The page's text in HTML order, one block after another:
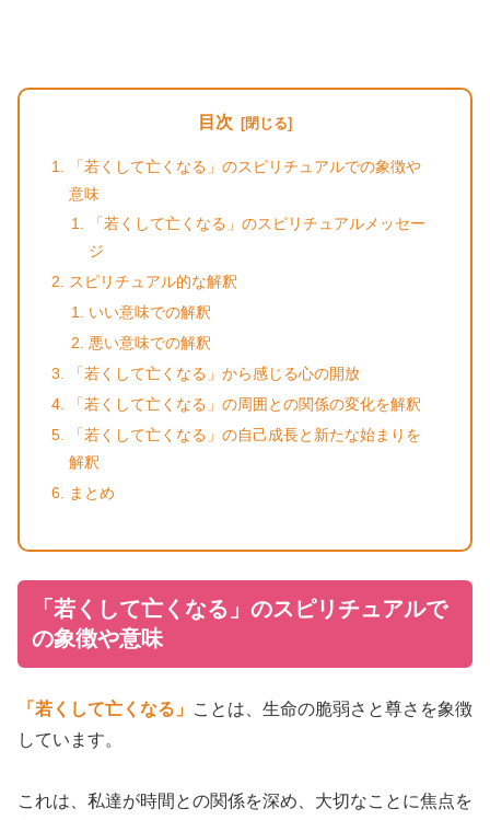
目次
「若くして亡くなる」のスピリチュアルでの象徴や
意味
「若くして亡くなる」のスピリチュアルメッセー
ジ
スピリチュアル的な解釈
いい意味での解釈
悪い意味での解釈
「若くして亡くなる」から感じる心の開放
「若くして亡くなる」の周囲との関係の変化を解釈
「若くして亡くなる」の自己成長と新たな始まりを
解釈
まとめ
「若くして亡くなる」のスピリチュアルで
の象徴や意味
「若くして亡くなる」 ことは、生命の脆弱さと尊さを象徴
しています。
これは、私達が時間との関係を深め、大切なことに焦点を